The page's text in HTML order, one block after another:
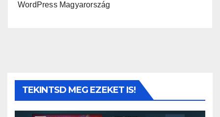
WordPress Magyarország
TEKINTSD MEG EZEKET IS!